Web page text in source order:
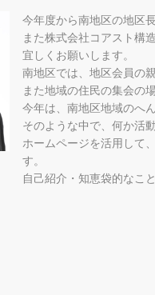
今年度から南地区の地区
また株式会社コアスト構
宜しくお願いします。
南地区では、地区会員の
また地域の住民の集会の
今年は、南地区地域のへ
そのような中で、何か活
ホームページを活用して
す。
自己紹介・知恵袋的なこ